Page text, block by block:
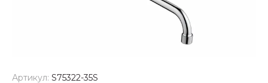
Артикул: S75322-35S